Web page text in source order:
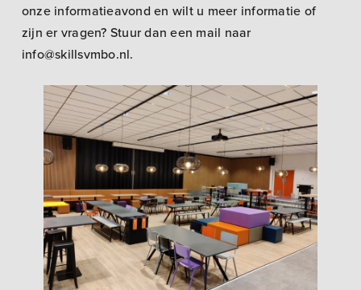
onze informatieavond en wilt u meer informatie of
zijn er vragen? Stuur dan een mail naar
info@skillsvmbo.nl.